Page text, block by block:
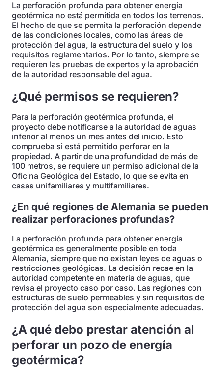
La perforación profunda para obtener energía
geotérmica no está permitida en todos los terrenos.
El hecho de que se permita la perforación depende
de las condiciones locales, como las áreas de
protección del agua, la estructura del suelo y los
requisitos reglamentarios. Por lo tanto, siempre se
requieren las pruebas de expertos y la aprobación
de la autoridad responsable del agua.
¿Qué permisos se requieren?
Para la perforación geotérmica profunda, el
proyecto debe notificarse a la autoridad de aguas
inferior al menos un mes antes del inicio. Esto
comprueba si está permitido perforar en la
propiedad. A partir de una profundidad de más de
100 metros, se requiere un permiso adicional de la
Oficina Geológica del Estado, lo que se evita en
casas unifamiliares y multifamiliares.
¿En qué regiones de Alemania se pueden
realizar perforaciones profundas?
La perforación profunda para obtener energía
geotérmica es generalmente posible en toda
Alemania, siempre que no existan leyes de aguas o
restricciones geológicas. La decisión recae en la
autoridad competente en materia de aguas, que
revisa el proyecto caso por caso. Las regiones con
estructuras de suelo permeables y sin requisitos de
protección del agua son especialmente adecuadas.
¿A qué debo prestar atención al
perforar un pozo de energía
geotérmica?